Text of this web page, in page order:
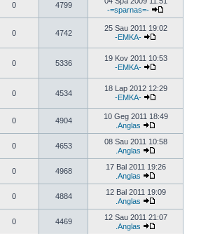
0 4799
-=sparnas=-
0 4742
25 Sau 2011 19:02
-EMKA-
0 5336
19 Kov 2011 10:53
-EMKA-
0 4534
18 Lap 2012 12:29
-EMKA-
0 4904
10 Geg 2011 18:49
.Anglas
0 4653
08 Sau 2011 10:58
.Anglas
0 4968
17 Bal 2011 19:26
.Anglas
0 4884
12 Bal 2011 19:09
.Anglas
0 4469
12 Sau 2011 21:07
.Anglas